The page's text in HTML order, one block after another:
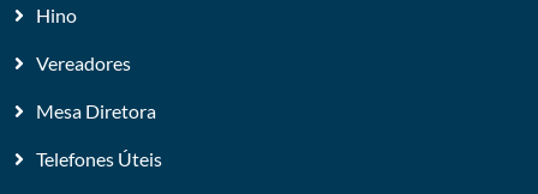
Hino
Vereadores
Mesa Diretora
Telefones Úteis